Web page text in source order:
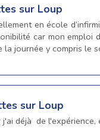
sur Loup
en école
car mon
journée y compris le
sur Loup
déjà de